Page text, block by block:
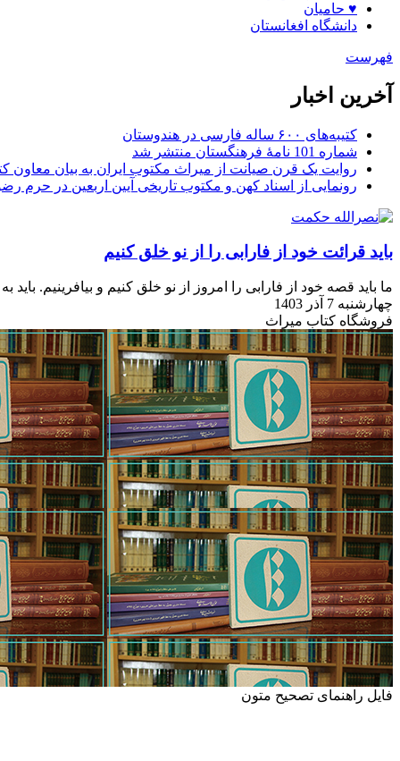
♥ حامیان
دانشگاه افغانستان
فهرست
آخرین اخبار
کتیبه‌های ۶۰۰ ساله فارسی در هندوستان
شماره 101 نامۀ فرهنگستان منتشر شد
روایت یک قرن صیانت از میراث مکتوب ایران به بیان معاون
رونمایی از اسناد کهن و مکتوب تاریخی آیین اربعین در حرم
باید قرائت خود از فارابی را از نو خلق کنیم
ما باید قصه خود از فارابی را امروز از نو خلق کنیم و بیافرینیم.
چهارشنبه 7 آذر 1403
فروشگاه کتاب میراث
فایل راهنمای تصحیح متون